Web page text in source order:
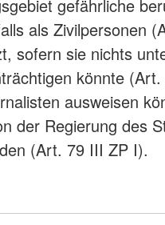
gefährliche
als Zivilpersonen
sofern sie nichts
könnte
ausweisen
der Regierung des
(Art. 79 III ZP I).